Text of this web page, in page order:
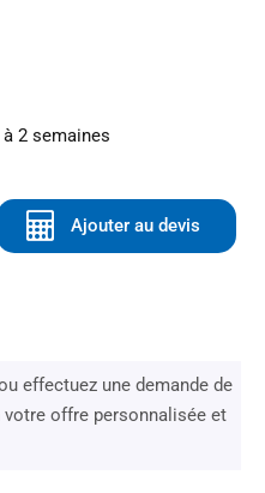
2 semaines
Ajouter au devis
effectuez une demande de
offre personnalisée et